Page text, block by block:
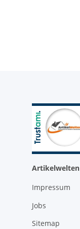
Artikelwelten
Impressum
Jobs
Sitemap